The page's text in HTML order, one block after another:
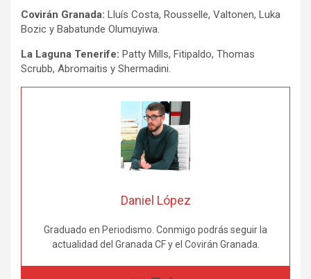
Covirán Granada: Lluís Costa, Rousselle, Valtonen, Luka
Bozic y Babatunde Olumuyiwa.
La Laguna Tenerife: Patty Mills, Fitipaldo, Thomas
Scrubb, Abromaitis y Shermadini.
Daniel López
Graduado en Periodismo. Conmigo podrás seguir la
actualidad del Granada CF y el Covirán Granada.